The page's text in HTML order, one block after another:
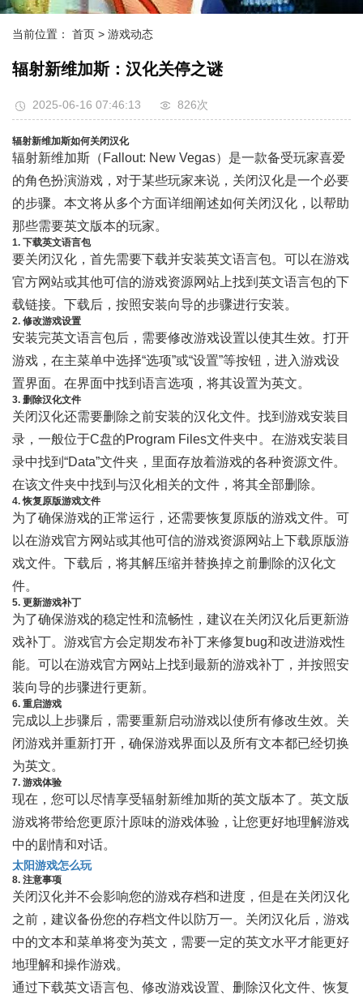
当前位置： 首页 > 游戏动态
辐射新维加斯：汉化关停之谜
2025-06-16 07:46:13 826次
辐射新维加斯如何关闭汉化
辐射新维加斯（Fallout: New Vegas）是一款备受玩家喜爱
的角色扮演游戏，对于某些玩家来说，关闭汉化是一个必要
的步骤。本文将从多个方面详细阐述如何关闭汉化，以帮助
那些需要英文版本的玩家。
1. 下载英文语言包
要关闭汉化，首先需要下载并安装英文语言包。可以在游戏
官方网站或其他可信的游戏资源网站上找到英文语言包的下
载链接。下载后，按照安装向导的步骤进行安装。
2. 修改游戏设置
安装完英文语言包后，需要修改游戏设置以使其生效。打开
游戏，在主菜单中选择“选项”或“设置”等按钮，进入游戏设
置界面。在界面中找到语言选项，将其设置为英文。
3. 删除汉化文件
关闭汉化还需要删除之前安装的汉化文件。找到游戏安装目
录，一般位于C盘的Program Files文件夹中。在游戏安装目
录中找到“Data”文件夹，里面存放着游戏的各种资源文件。
在该文件夹中找到与汉化相关的文件，将其全部删除。
4. 恢复原版游戏文件
为了确保游戏的正常运行，还需要恢复原版的游戏文件。可
以在游戏官方网站或其他可信的游戏资源网站上下载原版游
戏文件。下载后，将其解压缩并替换掉之前删除的汉化文
件。
5. 更新游戏补丁
为了确保游戏的稳定性和流畅性，建议在关闭汉化后更新游
戏补丁。游戏官方会定期发布补丁来修复bug和改进游戏性
能。可以在游戏官方网站上找到最新的游戏补丁，并按照安
装向导的步骤进行更新。
6. 重启游戏
完成以上步骤后，需要重新启动游戏以使所有修改生效。关
闭游戏并重新打开，确保游戏界面以及所有文本都已经切换
为英文。
7. 游戏体验
现在，您可以尽情享受辐射新维加斯的英文版本了。英文版
游戏将带给您更原汁原味的游戏体验，让您更好地理解游戏
中的剧情和对话。
太阳游戏怎么玩
8. 注意事项
关闭汉化并不会影响您的游戏存档和进度，但是在关闭汉化
之前，建议备份您的存档文件以防万一。关闭汉化后，游戏
中的文本和菜单将变为英文，需要一定的英文水平才能更好
地理解和操作游戏。
通过下载英文语言包、修改游戏设置、删除汉化文件、恢复